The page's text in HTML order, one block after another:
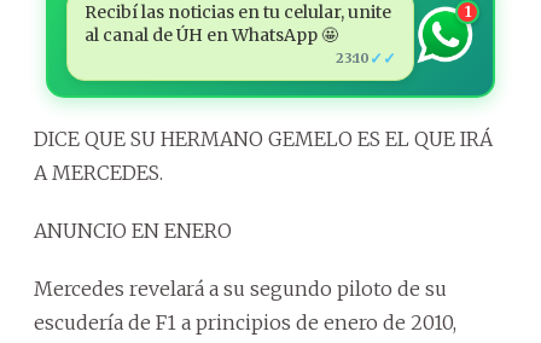
Recibí las noticias en tu celular, unite
al canal de ÚH en WhatsApp 🤩
23:10 ✓✓
1
DICE QUE SU HERMANO GEMELO ES EL QUE IRÁ
A MERCEDES.
ANUNCIO EN ENERO
Mercedes revelará a su segundo piloto de su
escudería de F1 a principios de enero de 2010,